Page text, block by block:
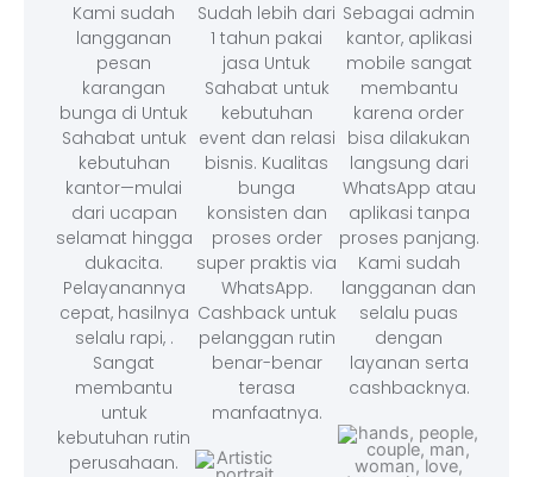
Kami sudah
langganan
pesan
karangan
bunga di Untuk
Sahabat untuk
kebutuhan
kantor—mulai
dari ucapan
selamat hingga
dukacita.
Pelayanannya
cepat, hasilnya
selalu rapi, .
Sangat
membantu
untuk
kebutuhan rutin
perusahaan.
Sudah lebih dari
1 tahun pakai
jasa Untuk
Sahabat untuk
kebutuhan
event dan relasi
bisnis. Kualitas
bunga
konsisten dan
proses order
super praktis via
WhatsApp.
Cashback untuk
pelanggan rutin
benar-benar
terasa
manfaatnya.
Sebagai admin
kantor, aplikasi
mobile sangat
membantu
karena order
bisa dilakukan
langsung dari
WhatsApp atau
aplikasi tanpa
proses panjang.
Kami sudah
langganan dan
selalu puas
dengan
layanan serta
cashbacknya.